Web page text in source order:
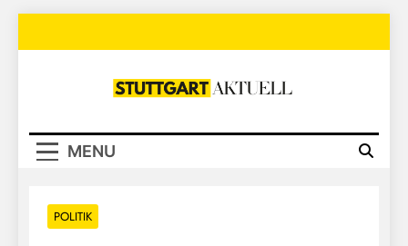
Stuttgart
MENU
POLITIK